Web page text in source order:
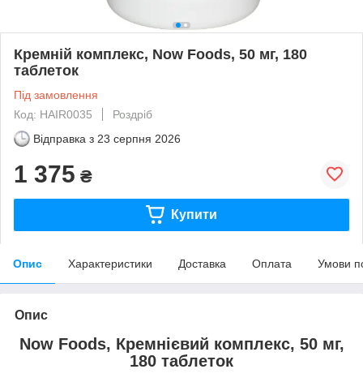
Кремній комплекс, Now Foods, 50 мг, 180
таблеток
Під замовлення
Код: HAIR0035
Роздріб
Відправка з 23 серпня 2026
1 375 ₴
Купити
Опис Характеристики Доставка Оплата Умови
Опис
Now Foods, Кремнієвий комплекс, 50 мг,
180 таблеток